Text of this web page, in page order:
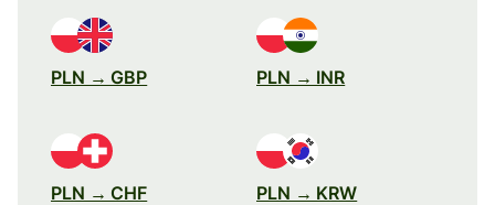
PLN → GBP PLN → INR
PLN → CHF PLN → KRW